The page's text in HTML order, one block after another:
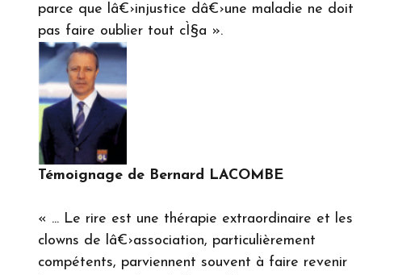
parce que lâ€›injustice dâ€›une maladie ne doit
pas faire oublier tout cÌ§a ».
Témoignage de Bernard LACOMBE
« ... Le rire est une thérapie extraordinaire et les
clowns de lâ€›association, particulièrement
compétents, parviennent souvent à faire revenir